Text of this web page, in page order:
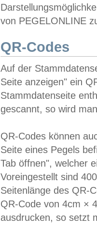
von PEGELONLINE
QR-Codes
Auf der
Seite anzeigen" ein
Stammdatenseite
gescannt, so wird
QR-Codes können
Seite eines Pegels
Tab öffnen", welcher
Voreingestellt sind
Seitenlänge des QR-
QR-Code von 4cm ×
ausdrucken, so setzt